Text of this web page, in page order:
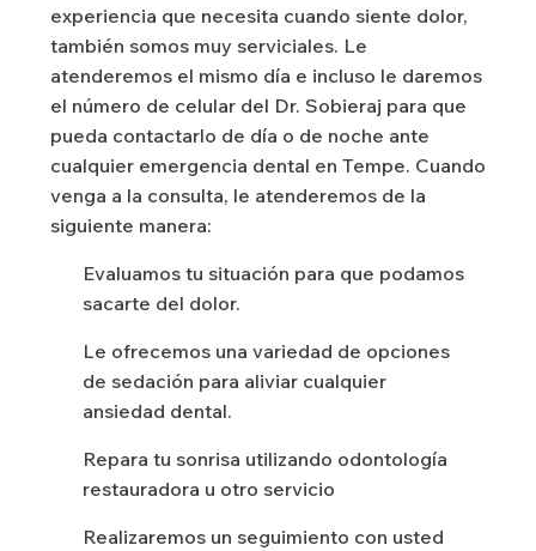
experiencia que necesita cuando siente dolor,
también somos muy serviciales. Le
atenderemos el mismo día e incluso le daremos
el número de celular del Dr. Sobieraj para que
pueda contactarlo de día o de noche ante
cualquier emergencia dental en Tempe. Cuando
venga a la consulta, le atenderemos de la
siguiente manera:
Evaluamos tu situación para que podamos
sacarte del dolor.
Le ofrecemos una variedad de opciones
de sedación para aliviar cualquier
ansiedad dental.
Repara tu sonrisa utilizando odontología
restauradora u otro servicio
Realizaremos un seguimiento con usted